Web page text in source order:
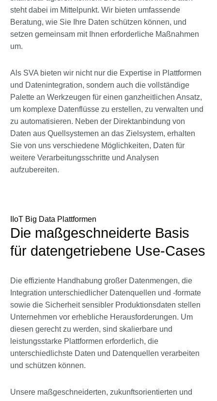
steht dabei im Mittelpunkt. Wir bieten umfassende
Beratung, wie Sie Ihre Daten schützen können, und
setzen gemeinsam mit Ihnen erforderliche Maßnahmen
um.
Als SVA bieten wir nicht nur die Expertise in Plattformen
und Datenintegration, sondern auch die vollständige
Palette an Werkzeugen für einen ganzheitlichen Ansatz,
um komplexe Datenflüsse zu erstellen, zu verwalten und
zu automatisieren. Neben der Direktanbindung von
Daten aus Quellsystemen an das Zielsystem, erhalten
Sie von uns verschiedene Möglichkeiten, Daten für
weitere Verarbeitungsschritte und Analysen
aufzubereiten.
IIoT Big Data Plattformen
Die maßgeschneiderte Basis
für datengetriebene Use-Cases
Die effiziente Handhabung großer Datenmengen, die
Integration unterschiedlicher Datenquellen und -formate
sowie die Sicherheit sensibler Produktionsdaten stellen
Unternehmen vor erhebliche Herausforderungen. Um
diesen gerecht zu werden, sind skalierbare und
leistungsstarke Plattformen erforderlich, die
unterschiedlichste Daten und Datenquellen verarbeiten
und schützen können.
Unsere maßgeschneiderten, zukunftsorientierten und